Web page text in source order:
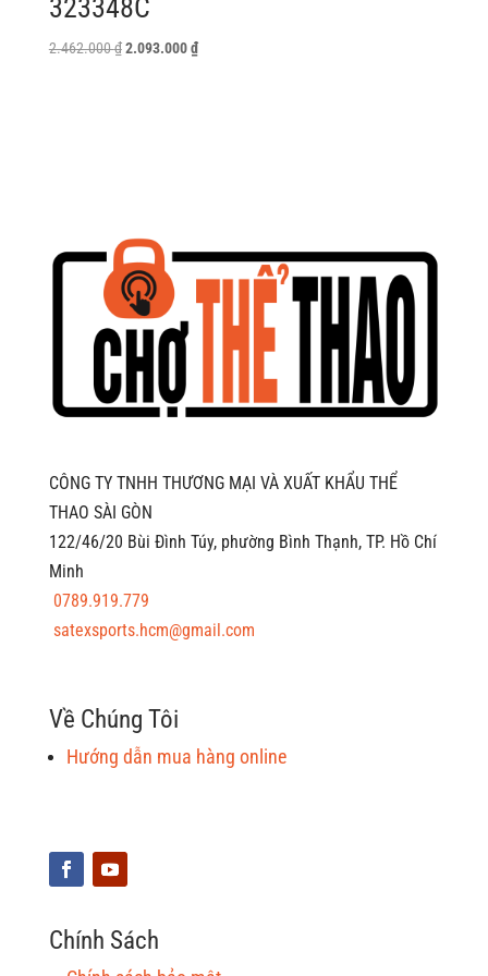
323348C
2.462.000₫ Giá
2.093.000₫Giá
CÔNG TY TNHH THƯƠNG MẠI VÀ XUẤT KHẨU THỂ
THAO SÀI GÒN
122/46/20 Bùi Đình Túy, phường Bình Thạnh, TP. Hồ Chí
Minh
0789.919.779
satexsports.hcm@gmail.com
Về Chúng Tôi
Hướng dẫn mua hàng online
Chính Sách